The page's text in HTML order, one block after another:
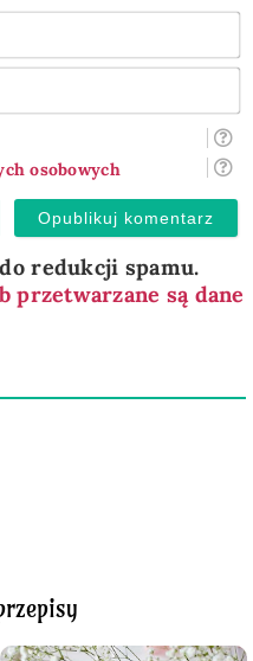
osobowych
redukcji spamu.
przetwarzane są dane